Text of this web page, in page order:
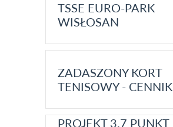
TSSE EURO-PARK
WISŁOSAN
ZADASZONY KORT
TENISOWY - CENNIK
PROJEKT 3.7 PUNKT